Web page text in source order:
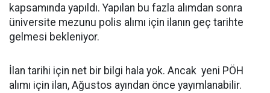
kapsamında yapıldı. Yapılan bu fazla alımdan sonra
üniversite mezunu polis alımı için ilanın geç tarihte
gelmesi bekleniyor.
İlan tarihi için net bir bilgi hala yok. Ancak yeni PÖH
alımı için ilan, Ağustos ayından önce yayımlanabilir.